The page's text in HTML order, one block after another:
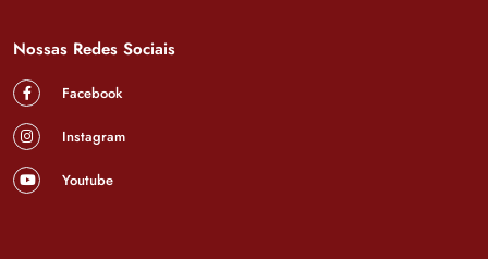
Nossas Redes Sociais
Facebook
Instagram
Youtube